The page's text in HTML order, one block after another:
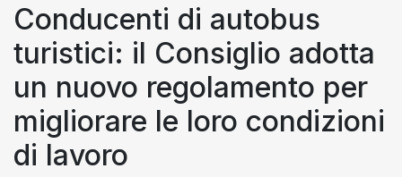
Conducenti di autobus
turistici: il Consiglio adotta
un nuovo regolamento per
migliorare le loro condizioni
di lavoro